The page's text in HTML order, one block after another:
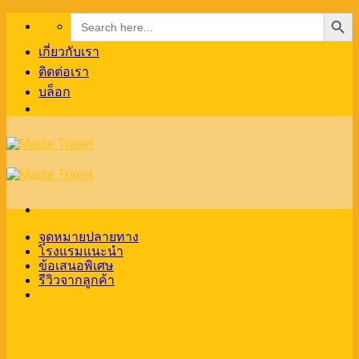
content
Search
for:
Search Button
เกี่ยวกับเรา
ติดต่อเรา
บล็อก
จุดหมายปลายทาง
โรงแรมแนะนำ
ข้อเสนอพิเศษ
รีวิวจากลูกค้า